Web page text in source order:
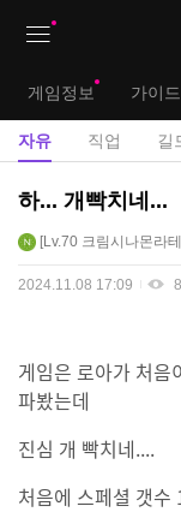
게임정보 가이드
자유 직업 길
자
게
하... 개빡치네...
Lv.70 크림시나몬라테
2024.11.08 17:09
게임은 로아가 처
파봤는데
진심 개 빡치네....
처음에 스페셜 갯